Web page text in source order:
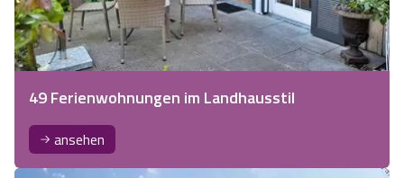
49 Ferienwohnungen im Landhausstil
ansehen